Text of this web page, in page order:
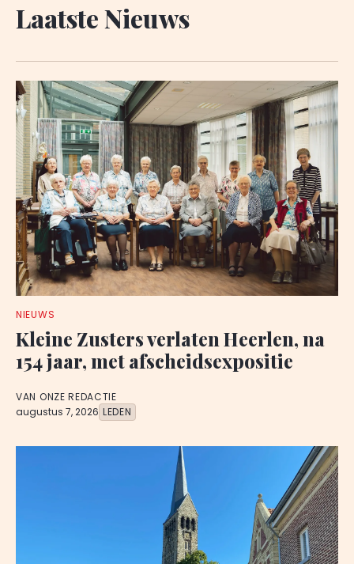
Laatste Nieuws
NIEUWS
Kleine Zusters verlaten Heerlen, na
154 jaar, met afscheidsexpositie
VAN ONZE REDACTIE
augustus 7, 2026 LEDEN